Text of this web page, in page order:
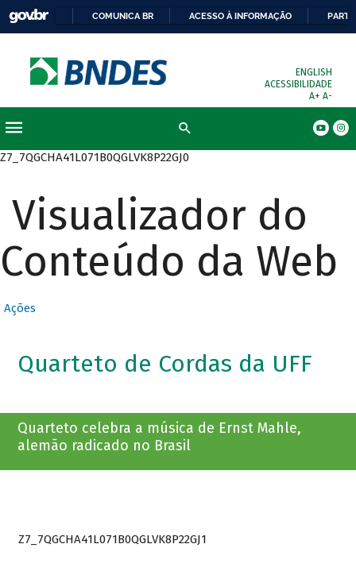
COMUNICA BR ACESSO À INFORMAÇÃO
ENGLISH
ACESSIBILIDADE
A+ A-
Z7_7QGCHA41L071B0QGLVK8P22GJ0
Visualizador do
Conteúdo da Web
Ações
Quarteto de Cordas da UFF
Quarteto celebra a música de Ernst Mahle,
alemão radicado no Brasil
Z7_7QGCHA41L071B0QGLVK8P22GJ1